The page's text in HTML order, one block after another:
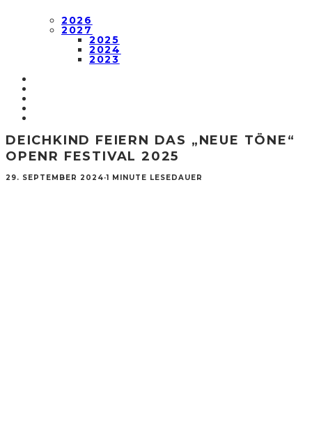
2026
2027
2025
2024
2023
DEICHKIND FEIERN DAS „NEUE TÖNE“
OPENR FESTIVAL 2025
29. SEPTEMBER 2024·1 MINUTE LESEDAUER